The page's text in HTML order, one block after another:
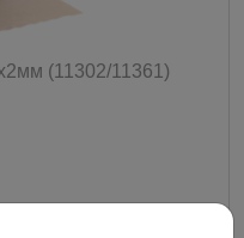
(11302/11361)